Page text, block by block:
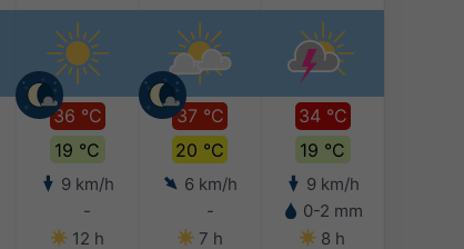
36 °C
19 °C
9 km/h
-
12 h
37 °C
20 °C
6 km/h
-
7 h
34 °C
19 °C
9 km/h
0-2 mm
8 h